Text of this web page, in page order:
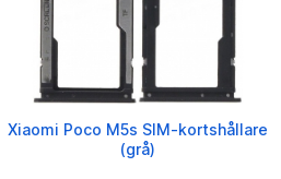
Xiaomi Poco M5s SIM-kortshållare
(grå)